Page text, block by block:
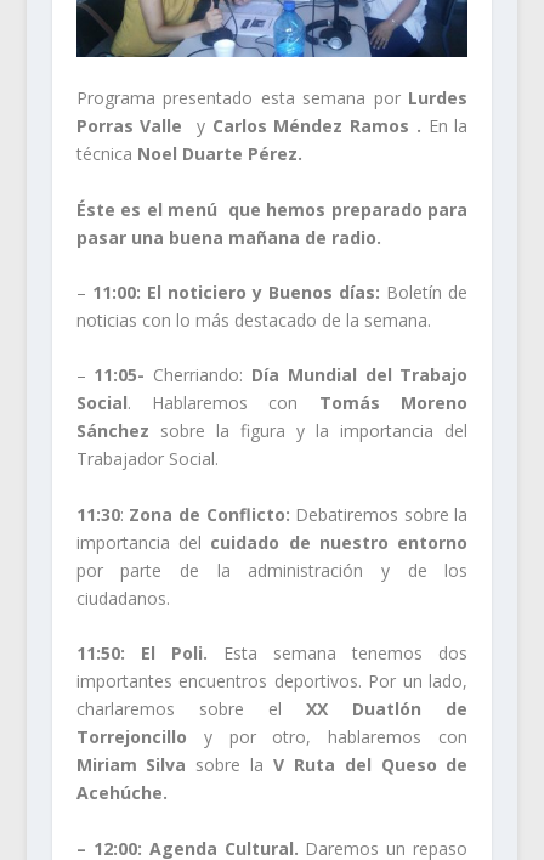
Programa presentado esta semana porLurdes
Porras Valle
yCarlos Méndez Ramos . En la
técnica Noel Duarte Pérez.
Éste es el menú que hemos preparado para
pasar una buena mañana de radio.
– 11:00: El noticiero y Buenos días: Boletín de
noticias con lo más destacado de la semana.
– 11:05- Cherriando: Día Mundial del Trabajo
Social. Hablaremos con Tomás Moreno
Sánchez sobre la figura y la importancia del
Trabajador Social.
11:30: Zona de Conflicto: Debatiremos sobre la
importancia del cuidado de nuestro entorno
por parte de la administración y de los
ciudadanos.
11:50: El Poli. Esta semana tenemos dos
importantes encuentros deportivos. Por un lado,
charlaremos sobre elXX Duatlón de
Torrejoncillo y por otro, hablaremos con
Miriam Silva sobre la V Ruta del Queso de
Acehúche.
– 12:00: Agenda Cultural. Daremos un repaso